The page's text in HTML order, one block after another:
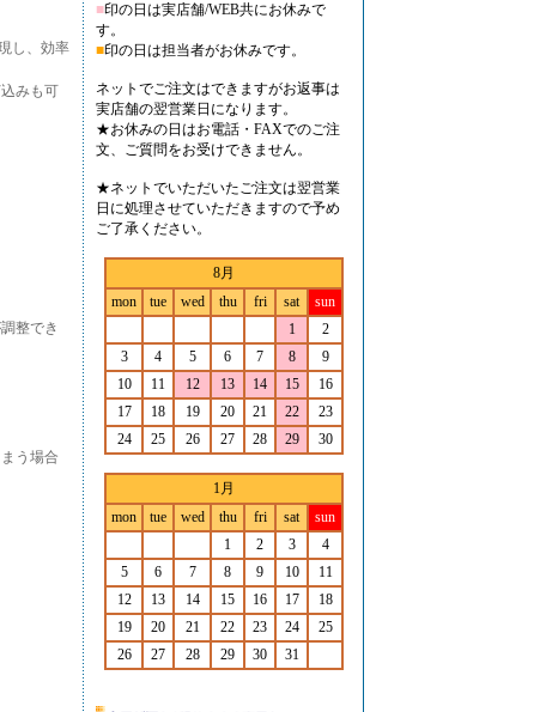
し、効率
みも可
整でき
う場合
■印の日は実店舗/WEB共にお休みで
す。
■印の日は担当者がお休みです。
ネットでご注文はできますがお返事は
実店舗の翌営業日になります。
★お休みの日はお電話・FAXでのご注
文、ご質問をお受けできません。
★ネットでいただいたご注文は翌営業
日に処理させていただきますので予め
ご了承ください。
8月
mon
tue wed thu fri sat
sun
1
2
3
4 5 6 7 8
9
10
11 12 13 14 15
16
17
18 19 20 21 22
23
24
25 26 27 28 29 30
1月
mon
tue wed thu fri sat
sun
1
2 3
4
5
6 7 8 9 10
11
12
13 14 15 16 17
18
19
20 21 22 23 24
25
26
27 28 29 30 31